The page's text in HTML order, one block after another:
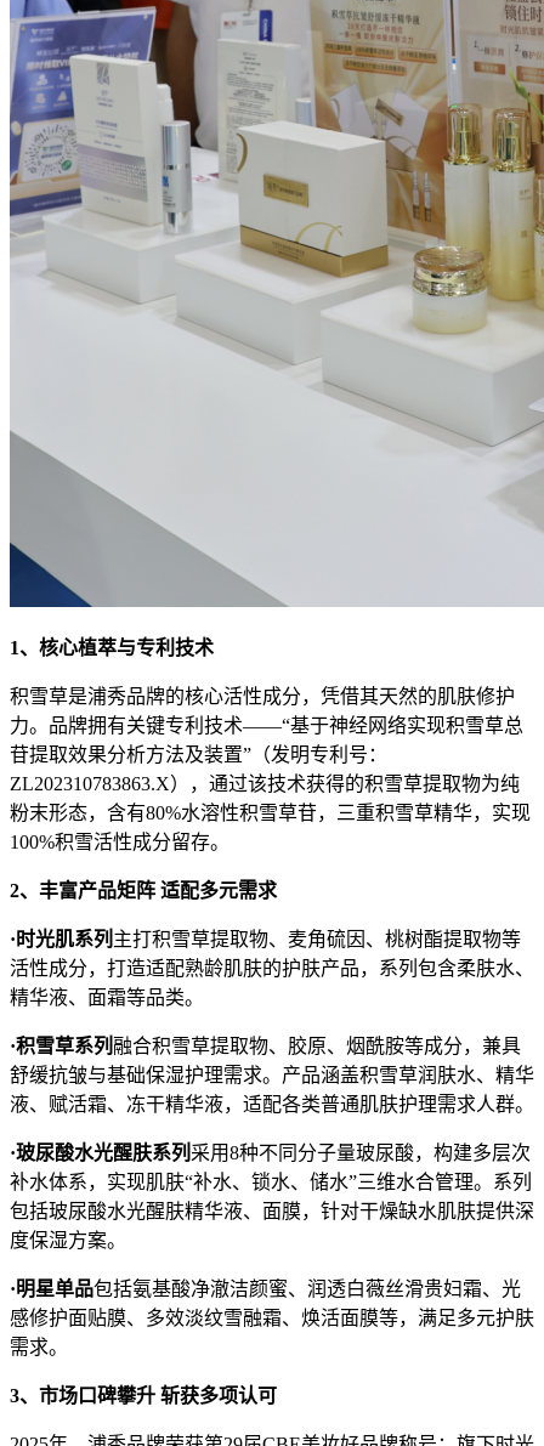
1、 核心植萃与专利技术
积雪草是浦秀品牌的核心活性成分，凭借其天然的肌肤修护
力。品牌拥有关键专利技术——“基于神经网络实现积雪草总
苷提取效果分析方法及装置”（发明专利号：
ZL202310783863.X），通过该技术获得的积雪草提取物为纯
粉末形态，含有80%水溶性积雪草苷，三重积雪草精华，实现
100%积雪活性成分留存。
2、 丰富产品矩阵 适配多元需求
· 时光肌系列 主打积雪草提取物、麦角硫因、桃树酯提取物等
活性成分，打造适配熟龄肌肤的护肤产品，系列包含柔肤水、
精华液、面霜等品类。
·积雪草系列 融合积雪草提取物、胶原、烟酰胺等成分，兼具
舒缓抗皱与基础保湿护理需求。产品涵盖积雪草润肤水、精华
液、赋活霜、冻干精华液，适配各类普通肌肤护理需求人群。
·玻尿酸水光醒肤系列 采用8种不同分子量玻尿酸，构建多层次
补水体系，实现肌肤“补水、锁水、储水”三维水合管理。系列
包括玻尿酸水光醒肤精华液、面膜，针对干燥缺水肌肤提供深
度保湿方案。
·明星单品包括氨基酸净澈洁颜蜜、润透白薇丝滑贵妇霜、光
感修护面贴膜、多效淡纹雪融霜、焕活面膜等，满足多元护肤
需求。
3、 市场口碑攀升 斩获多项认可